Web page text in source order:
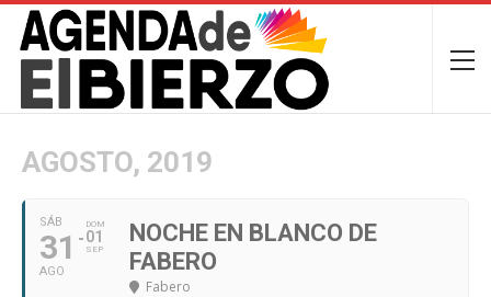
AGOSTO, 2019
SÁB
31
AGO
DOM
01
SEP
NOCHE EN BLANCO DE
FABERO
Fabero